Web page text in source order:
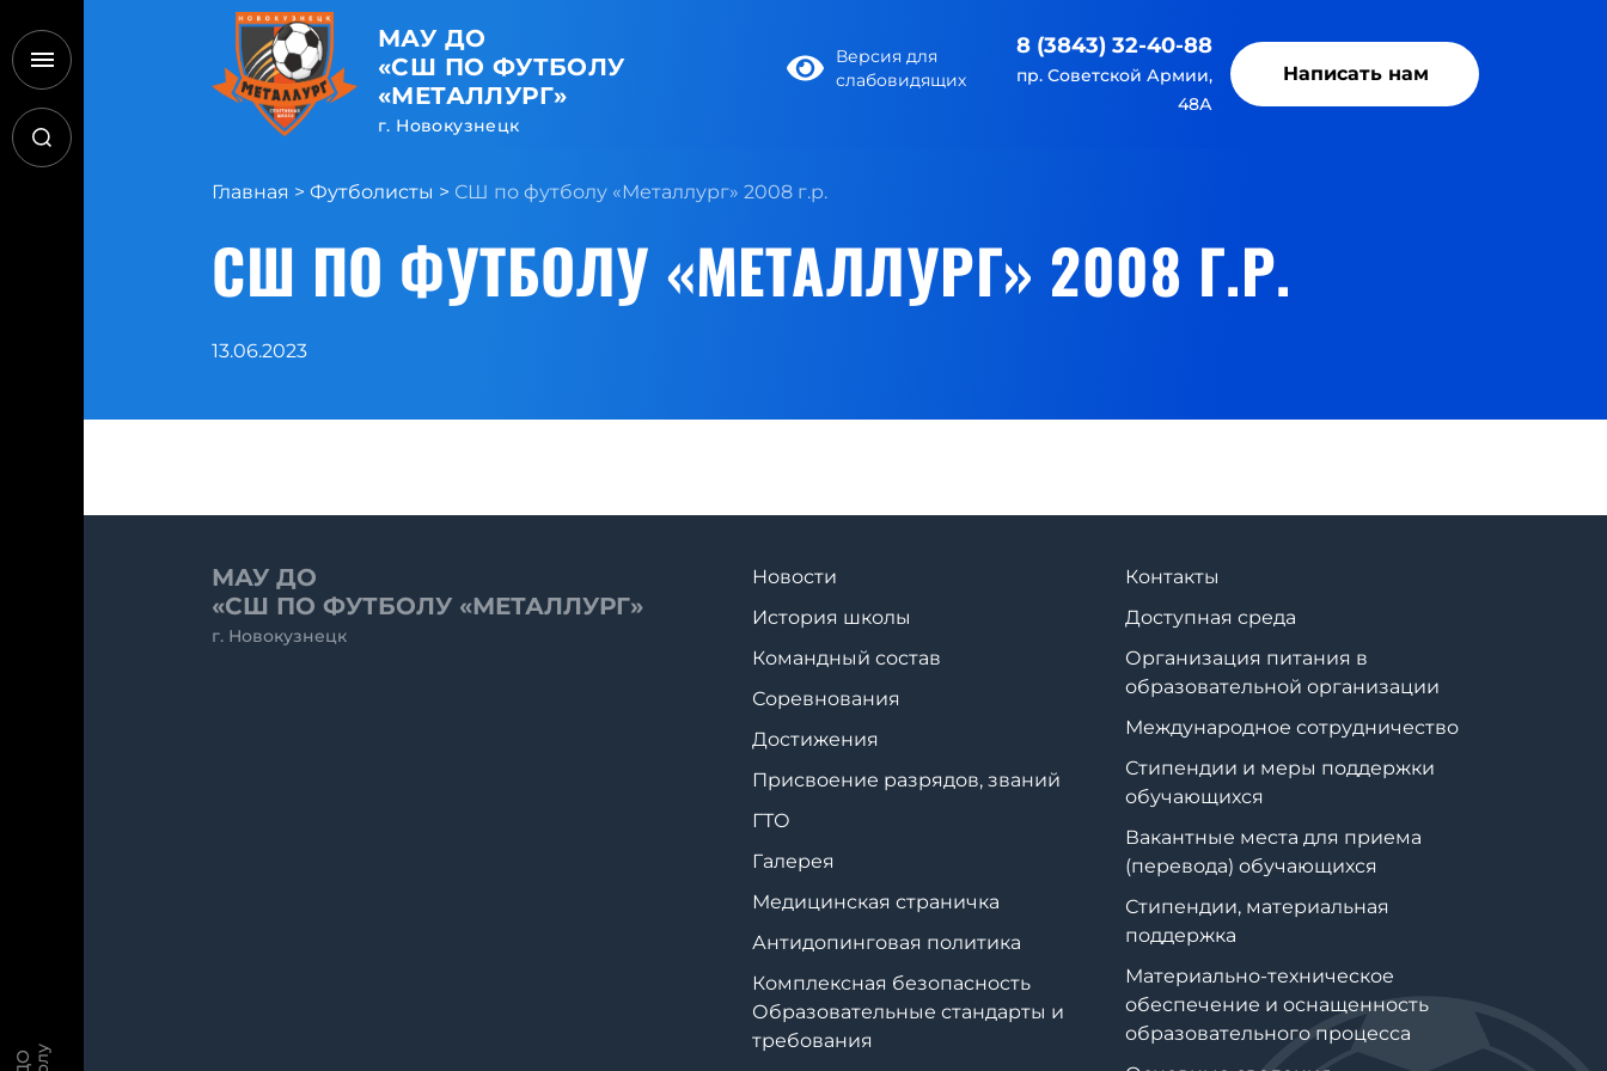
МАУ ДО
«СШ ПО ФУТБОЛУ
«МЕТАЛЛУРГ»
г. Новокузнецк
Версия для
слабовидящих
8 (3843) 32-40-88
пр. Советской Армии,
48А
Написать нам
Главная > Футболисты > СШ по футболу «Металлург» 2008 г.р.
СШ ПО ФУТБОЛУ «МЕТАЛЛУРГ» 2008 Г.Р.
13.06.2023
МАУ ДО
«СШ ПО ФУТБОЛУ «МЕТАЛЛУРГ»
г. Новокузнецк
Новости
История школы
Командный состав
Соревнования
Достижения
Присвоение разрядов, званий
ГТО
Галерея
Медицинская страничка
Антидопинговая политика
Комплексная безопасность
Образовательные стандарты и
требования
Контакты
Доступная среда
Организация питания в
образовательной организации
Международное сотрудничество
Стипендии и меры поддержки
обучающихся
Вакантные места для приема
(перевода) обучающихся
Стипендии, материальная
поддержка
Материально-техническое
обеспечение и оснащенность
образовательного процесса